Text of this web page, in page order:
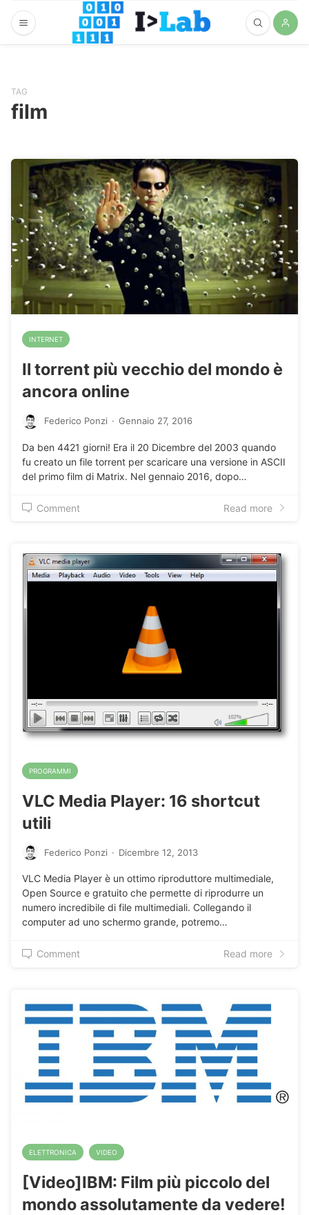
TAG
film
INTERNET
Il torrent più vecchio del mondo è
ancora online
Federico Ponzi · Gennaio 27, 2016
Da ben 4421 giorni! Era il 20 Dicembre del 2003 quando
fu creato un file torrent per scaricare una versione in ASCII
del primo film di Matrix. Nel gennaio 2016, dopo…
Comment Read more
PROGRAMMI
VLC Media Player: 16 shortcut
utili
Federico Ponzi · Dicembre 12, 2013
VLC Media Player è un ottimo riproduttore multimediale,
Open Source e gratuito che permette di riprodurre un
numero incredibile di file multimediali. Collegando il
computer ad uno schermo grande, potremo…
Comment Read more
ELETTRONICA VIDEO
[Video]IBM: Film più piccolo del
mondo assolutamente da vedere!